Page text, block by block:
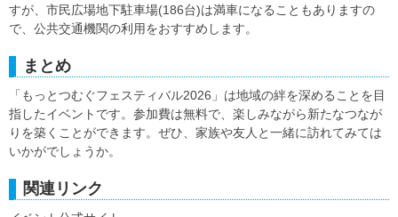
すが、市民広場地下駐車場(186台)は満車になることもありますの
で、公共交通機関の利用をおすすめします。
まとめ
「もっとつむぐフェスティバル2026」は地域の絆を深めることを目
指したイベントです。参加費は無料で、楽しみながら新たなつなが
りを築くことができます。ぜひ、家族や友人と一緒に訪れてみては
いかがでしょうか。
関連リンク